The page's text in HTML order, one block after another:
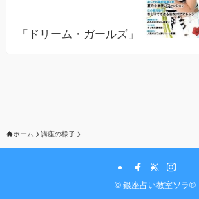
「ドリーム・ガールズ」
ホーム 講座の様子
©銀座占い教室ソラ®